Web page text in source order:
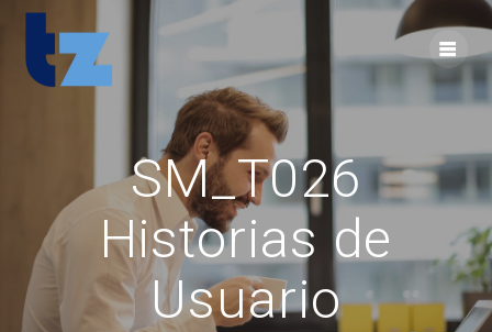
SM_T026
Historias de
Usuario